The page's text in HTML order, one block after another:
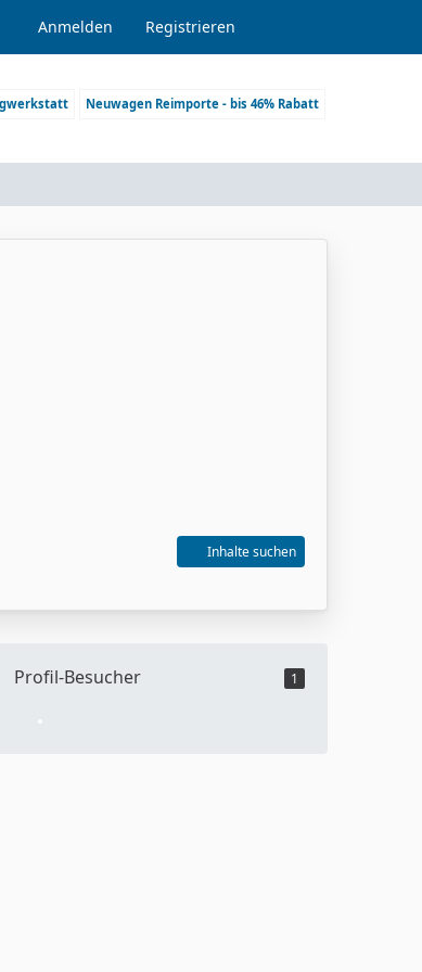
Anmelden Registrieren
Neuwagen Reimporte - bis 46% Rabatt
Inhalte suchen
Profil-Besucher 1